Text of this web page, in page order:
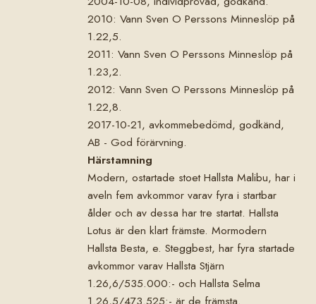
2010: Vann Sven O Perssons Minneslöp på
1.22,5.
2011: Vann Sven O Perssons Minneslöp på
1.23,2.
2012: Vann Sven O Perssons Minneslöp på
1.22,8.
2017-10-21, avkommebedömd, godkänd,
AB - God förärvning.
Härstamning
Modern, ostartade stoet Hallsta Malibu, har i
aveln fem avkommor varav fyra i startbar
ålder och av dessa har tre startat. Hallsta
Lotus är den klart främste. Mormodern
Hallsta Besta, e. Steggbest, har fyra startade
avkommor varav Hallsta Stjärn
1.26,6/535.000:- och Hallsta Selma